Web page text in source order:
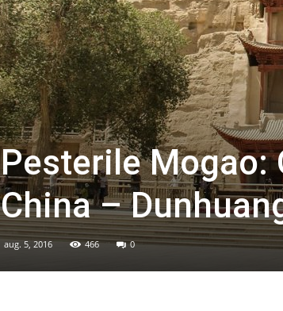
Pesterile
China –
aug. 5, 2016 466 0